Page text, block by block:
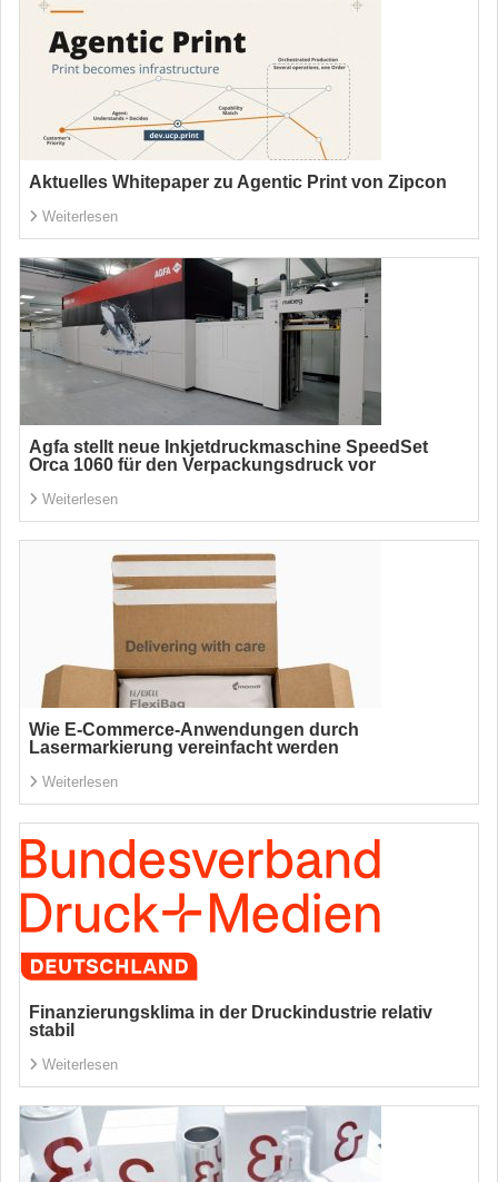
Aktuelles Whitepaper zu Agentic Print von Zipcon
Weiterlesen
Agfa stellt neue Inkjetdruckmaschine SpeedSet
Orca 1060 für den Verpackungsdruck vor
Weiterlesen
Wie E-Commerce-Anwendungen durch
Lasermarkierung vereinfacht werden
Weiterlesen
Finanzierungsklima in der Druckindustrie relativ
stabil
Weiterlesen